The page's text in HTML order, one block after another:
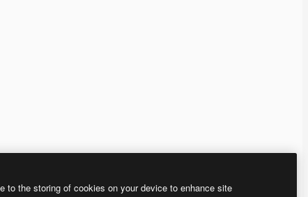
to the storing of cookies on your device to enhance site